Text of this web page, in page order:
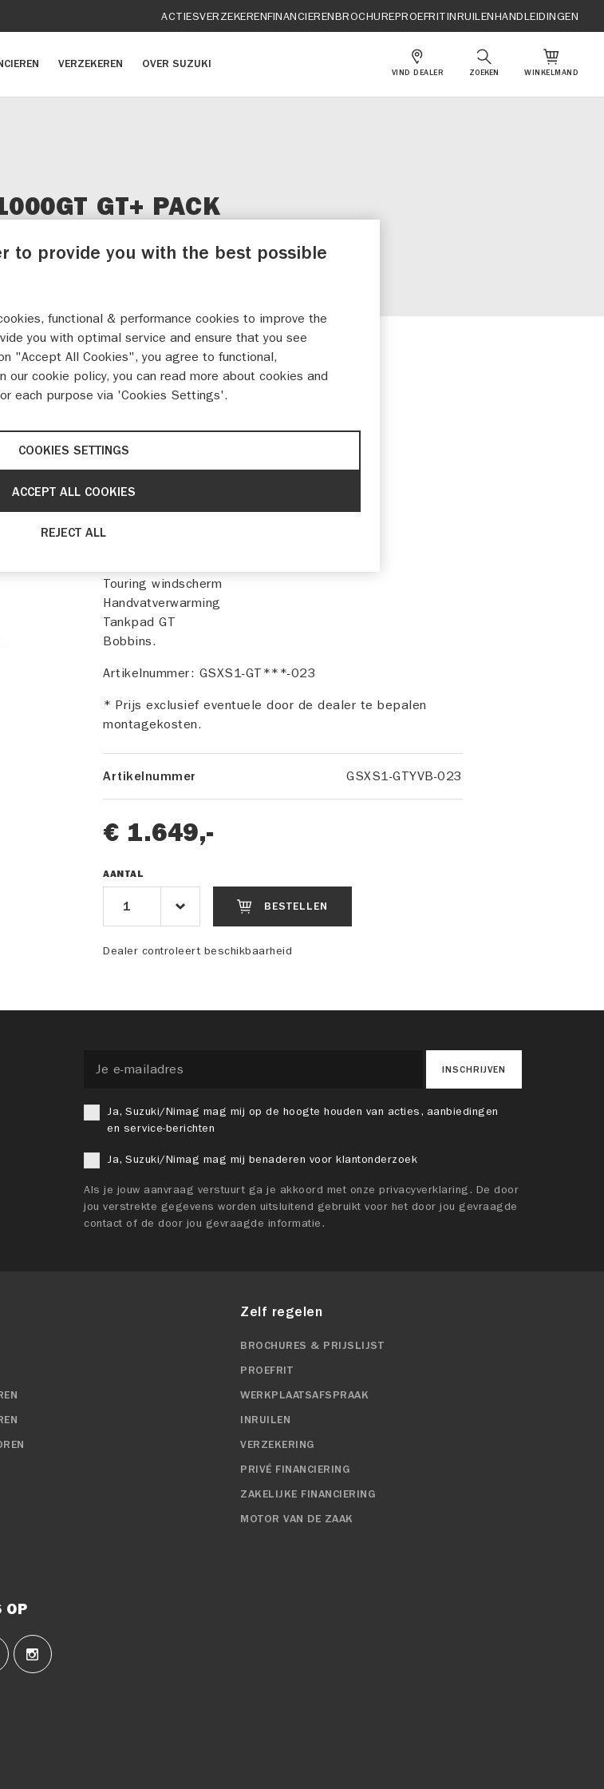
ACTIESVERZEKERENFINANCIERENBROCHUREPROEFRITINRUILENHANDLEIDINGEN
VERZEKEREN OVER SUZUKI
VIND DEALER ZOEKEN WINKELMAND
GT+ PACK
Beschrijving
Alle comfort aan boord van de Grand Tourer.
Een complete zijkofferset (2x36l.) inclusief
sloten
Touring windscherm
Handvatverwarming
Tankpad GT
Bobbins.
Artikelnummer: GSXS1-GT***-023
* Prijs exclusief eventuele door de dealer te bepalen
montagekosten.
Artikelnummer GSXS1-GTYVB-023
€ 1.649,-
AANTAL
BESTELLEN
Dealer controleert beschikbaarheid
INSCHRIJVEN
Ja, Suzuki/Nimag mag mij op de hoogte houden van acties, aanbiedingen
en service-berichten
Ja, Suzuki/Nimag mag mij benaderen voor klantonderzoek
Als je jouw aanvraag verstuurt ga je akkoord met onze privacyverklaring. De door
jou verstrekte gegevens worden uitsluitend gebruikt voor het door jou gevraagde
contact of de door jou gevraagde informatie.
Zelf regelen
BROCHURES & PRIJSLIJST
PROEFRIT
WERKPLAATSAFSPRAAK
INRUILEN
VERZEKERING
PRIVÉ FINANCIERING
ZAKELIJKE FINANCIERING
MOTOR VAN DE ZAAK
OP
to provide you with the best possible
functional & performance cookies to improve the
you with optimal service and ensure that you see
"Accept All Cookies", you agree to functional,
our cookie policy, you can read more about cookies and
each purpose via 'Cookies Settings'.
COOKIES SETTINGS
REJECT ALL
ACCEPT ALL COOKIES